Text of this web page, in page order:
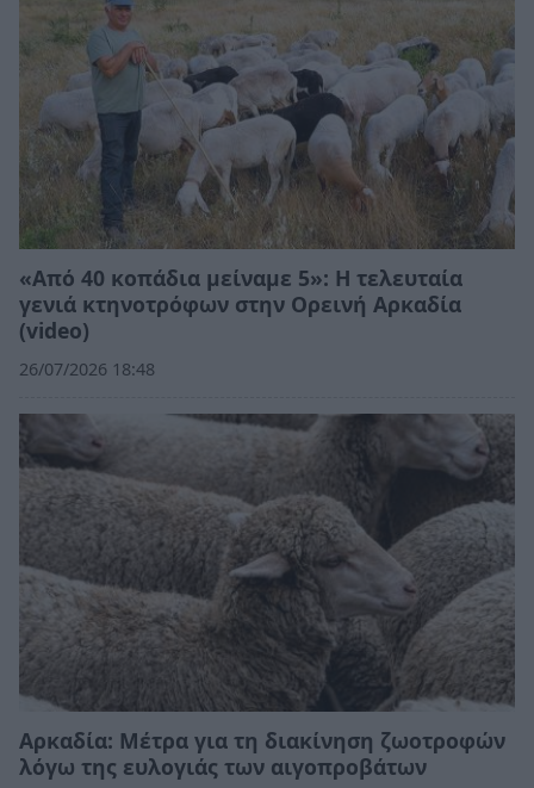
«Από 40 κοπάδια μείναμε 5»: Η τελευταία
γενιά κτηνοτρόφων στην Ορεινή Αρκαδία
(video)
26/07/2026 18:48
Αρκαδία: Μέτρα για τη διακίνηση ζωοτροφών
λόγω της ευλογιάς των αιγοπροβάτων